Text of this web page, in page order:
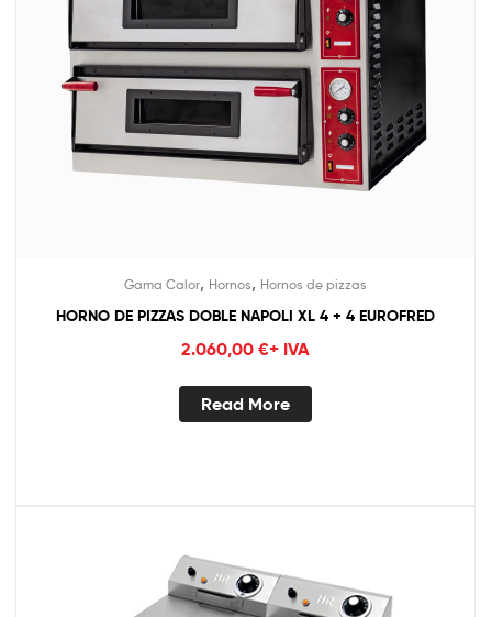
Gama Calor, Hornos, Hornos de pizzas
HORNO DE PIZZAS DOBLE NAPOLI XL 4 + 4 EUROFRED
2.060,00 €+ IVA
Read More